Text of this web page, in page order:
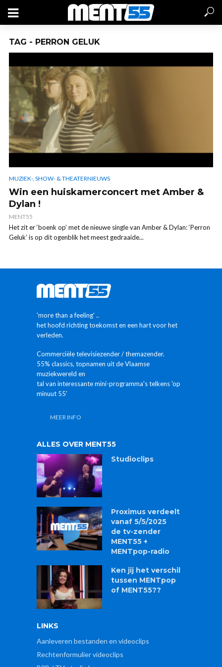
TAG - PERRON GELUK
MUZIEK-, SHOW- & THEATERNIEUWS
Win een huiskamerconcert met Amber &
Dylan !
MENT55
Het zit er ‘boenk op’ met de nieuwe single van Amber & Dylan: ‘Perron
Geluk’ is op dit ogenblik het meest gedraaide...
'more than a feeling' ..
het hoofd richting toekomst en een hart voor het
verleden.
Commerciële televisiezender / themazender.
55% classics, topnamen uit de Vlaamse
muziekwereld en
tal van interessante mini-programma's telkens 'op
minuut 55'
MEER INFO
ALLES OVER MENT55
Studioclips
Proximus verdeelt
vanaf 5/5/2025
de tv-zender
MENT55 +
MENTpop-radio
Ken jij het verschil
tussen MENTpop
of MENT55??
LINKS
Aanleveren bestanden en videoclips
Rechtenformulier videoclips